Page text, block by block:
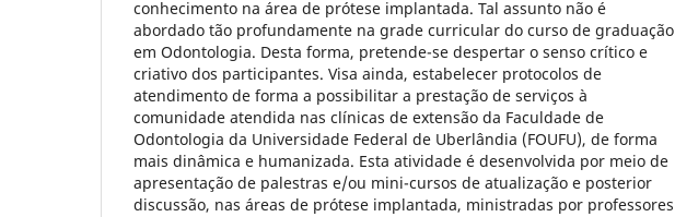
conhecimento na área de prótese implantada. Tal assunto não é
abordado tão profundamente na grade curricular do curso de graduação
em Odontologia. Desta forma, pretende-se despertar o senso crítico e
criativo dos participantes. Visa ainda, estabelecer protocolos de
atendimento de forma a possibilitar a prestação de serviços à
comunidade atendida nas clínicas de extensão da Faculdade de
Odontologia da Universidade Federal de Uberlândia (FOUFU), de forma
mais dinâmica e humanizada. Esta atividade é desenvolvida por meio de
apresentação de palestras e/ou mini-cursos de atualização e posterior
discussão, nas áreas de prótese implantada, ministradas por professores